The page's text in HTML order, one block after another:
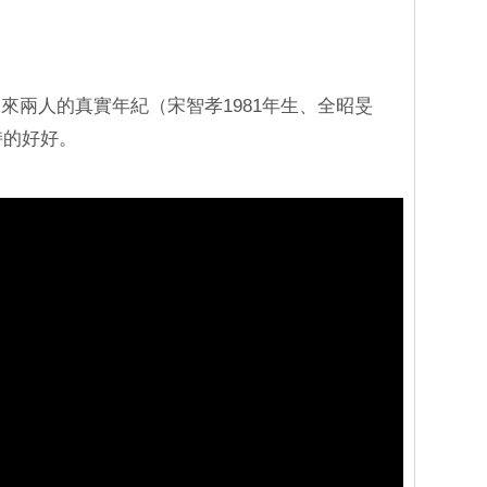
兩人的真實年紀（宋智孝1981年生、全昭旻
好好。